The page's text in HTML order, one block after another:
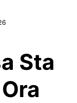
Sta